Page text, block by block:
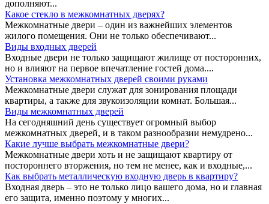
дополняют...
Какое стекло в межкомнатных дверях?
Межкомнатные двери – один из важнейших элементов
жилого помещения. Они не только обеспечивают...
Виды входных дверей
Входные двери не только защищают жилище от посторонних,
но и влияют на первое впечатление гостей дома....
Установка межкомнатных дверей своими руками
Межкомнатные двери служат для зонирования площади
квартиры, а также для звукоизоляции комнат. Большая...
Виды межкомнатных дверей
На сегодняшний день существует огромный выбор
межкомнатных дверей, и в таком разнообразии немудрено...
Какие лучше выбрать межкомнатные двери?
Межкомнатные двери хоть и не защищают квартиру от
постороннего вторжения, но тем не менее, как и входные,...
Как выбрать металлическую входную дверь в квартиру?
Входная дверь – это не только лицо вашего дома, но и главная
его защита, именно поэтому у многих...